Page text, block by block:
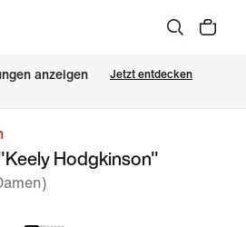
anzeigen Jetzt entdecken
Hodgkinson"